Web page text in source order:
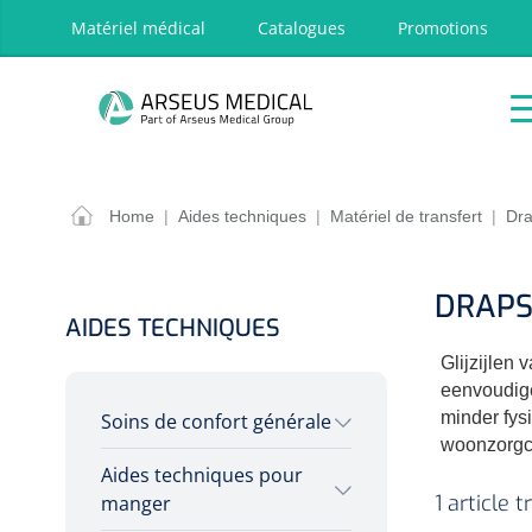
Ga naar de hoofdnavigatie
Matériel médical Catalogues Promotions
Accueil
Diagnostic
Premiers secours & Réanimation
Physiothérapie et rééducation
OPTIONS
Home | Aides techniques | Matériel de transfert |
AIDES TECHNIQUES
Soins de confort générale
Aromathérapie
Aides techniques pour
manger
Glijzijlen
minder
1 article